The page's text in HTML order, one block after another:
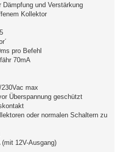
und Verstärkung
Kollektor
pro Befehl
70mA
max
Überspannung geschützt
oder normalen Schaltern zu
12V-Ausgang)